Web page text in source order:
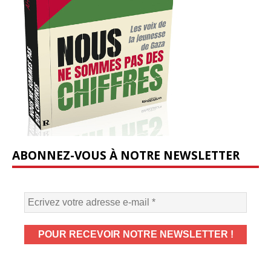
ABONNEZ-VOUS À NOTRE NEWSLETTER